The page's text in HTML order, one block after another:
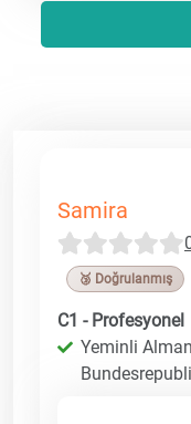
Samira
🥉 Doğrulanmış
C1 - Profesyonel
Yeminli